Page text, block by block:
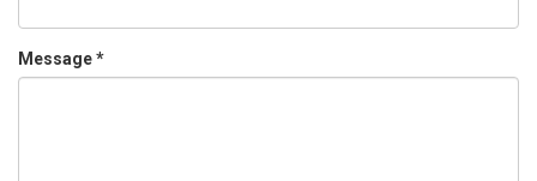
Message*